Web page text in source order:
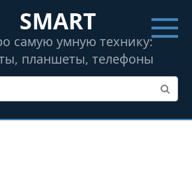
SMART
самую умную технику:
планшеты, телефоны